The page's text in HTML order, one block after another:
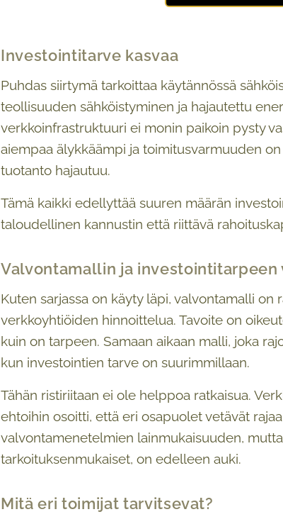
Investointitarve kasvaa
Puhdas siirtymä tarkoittaa käytännössä
teollisuuden sähköistyminen ja hajautettu
verkkoinfrastruktuuri ei monin paikoin pysty
aiempaa älykkäämpi ja toimitusvarmuuden
tuotanto hajautuu.
Tämä kaikki edellyttää suuren määrän
taloudellinen kannustin että riittävä
Valvontamallin ja investointitarpeen
Kuten sarjassa on käyty läpi, valvontamalli
verkkoyhtiöiden hinnoittelua. Tavoite on
kuin on tarpeen. Samaan aikaan malli, joka
kun investointien tarve on suurimmillaan.
Tähän ristiriitaan ei ole helppoa ratkaisua.
ehtoihin osoitti, että eri osapuolet vetävät
valvontamenetelmien lainmukaisuuden,
tarkoituksenmukaiset, on edelleen auki.
Mitä eri toimijat tarvitsevat?